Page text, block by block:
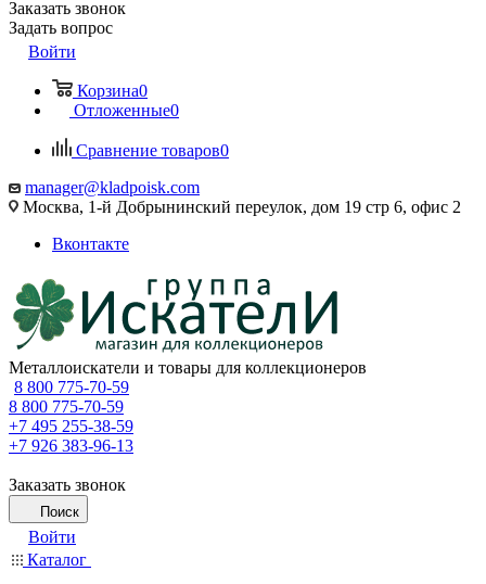
Заказать звонок
Задать вопрос
Войти
Корзина0
Отложенные0
Сравнение товаров0
manager@kladpoisk.com
Москва, 1-й Добрынинский переулок, дом 19 стр 6, офис 2
Вконтакте
Металлоискатели и товары для коллекционеров
8 800 775-70-59
8 800 775-70-59
+7 495 255-38-59
+7 926 383-96-13
Заказать звонок
Поиск
Войти
Каталог